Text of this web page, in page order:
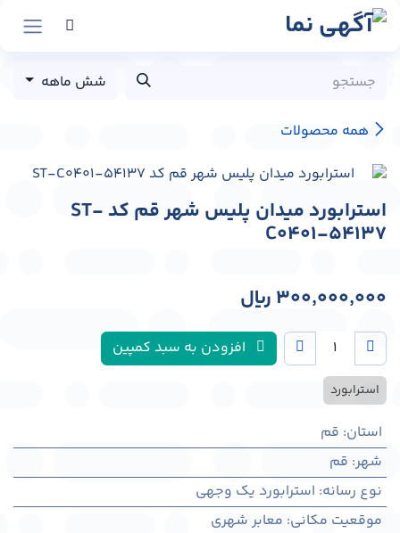
پرش به محتوا
همه محصولات
شش ماهه
استرابورد میدان پلیس شهر قم کد ST-
C0401-54137
300,000,000 ﷼
افزودن به سبد کمپین
استرابورد
استان: قم
شهر: قم
نوع رسانه: استرابورد یک وجهی
موقعیت مکانی: معابر شهری